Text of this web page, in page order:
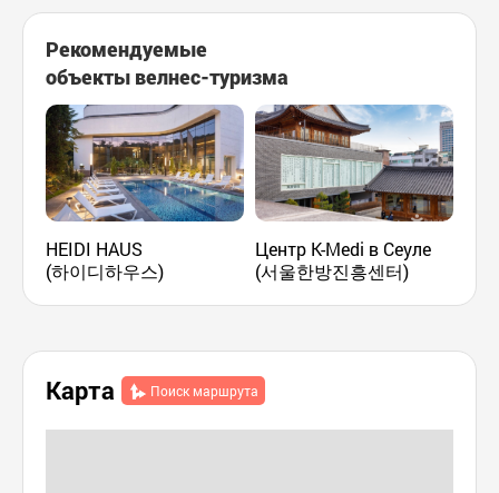
Рекомендуемые
объекты велнес-туризма
HEIDI HAUS
(하이디하우스)
Центр K-Medi в Сеуле
(서울한방진흥센터)
Карта Поиск маршрута